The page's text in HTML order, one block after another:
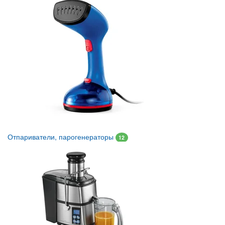
Отпариватели, парогенераторы 12